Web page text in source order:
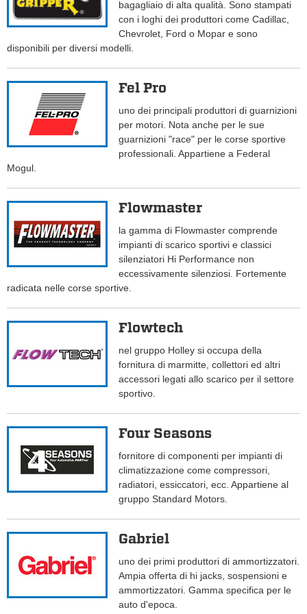
bagagliaio di alta qualità. Sono stampati
con i loghi dei produttori come Cadillac,
Chevrolet, Ford o Mopar e sono
disponibili per diversi modelli.
Fel Pro
uno dei principali produttori di guarnizioni
per motori. Nota anche per le sue
guarnizioni "race" per le corse sportive
professionali. Appartiene a Federal
Mogul.
Flowmaster
la gamma di Flowmaster comprende
impianti di scarico sportivi e classici
silenziatori Hi Performance non
eccessivamente silenziosi. Fortemente
radicata nelle corse sportive.
Flowtech
nel gruppo Holley si occupa della
fornitura di marmitte, collettori ed altri
accessori legati allo scarico per il settore
sportivo.
Four Seasons
fornitore di componenti per impianti di
climatizzazione come compressori,
radiatori, essiccatori, ecc. Appartiene al
gruppo Standard Motors.
Gabriel
uno dei primi produttori di ammortizzatori.
Ampia offerta di hi jacks, sospensioni e
ammortizzatori. Gamma specifica per le
auto d'epoca.